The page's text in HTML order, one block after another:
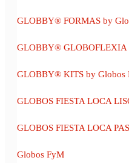
GLOBBY® FORMAS by
GLOBBY® GLOBOFLEXIA
GLOBBY® KITS by Globos
GLOBOS FIESTA LOCA
GLOBOS FIESTA LOCA
Globos FyM